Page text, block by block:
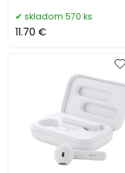
skladom 570 ks
11.70 €